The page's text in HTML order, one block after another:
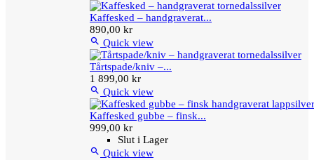
Kaffesked – handgraverat...
890,00 kr
 Quick view
Tårtspade/kniv –...
1 899,00 kr
 Quick view
Kaffesked gubbe – finsk...
999,00 kr
Slut i Lager
 Quick view